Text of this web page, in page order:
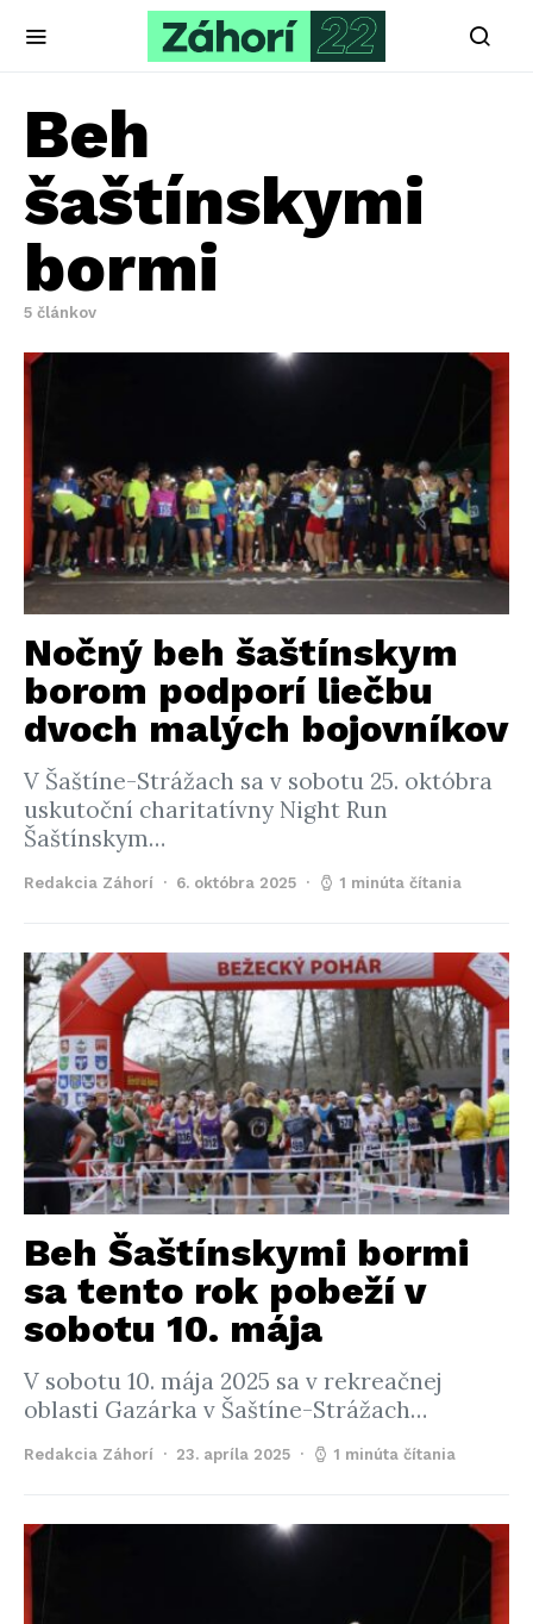
Beh
šaštínskymi
bormi
5 článkov
Nočný beh šaštínskym
borom podporí liečbu
dvoch malých bojovníkov
V Šaštíne-Strážach sa v sobotu 25. októbra
uskutoční charitatívny Night Run
Šaštínskym…
Redakcia Záhorí 6. októbra 2025 1 minúta čítania
Beh Šaštínskymi bormi
sa tento rok pobeží v
sobotu 10. mája
V sobotu 10. mája 2025 sa v rekreačnej
oblasti Gazárka v Šaštíne-Strážach…
Redakcia Záhorí 23. apríla 2025 1 minúta čítania